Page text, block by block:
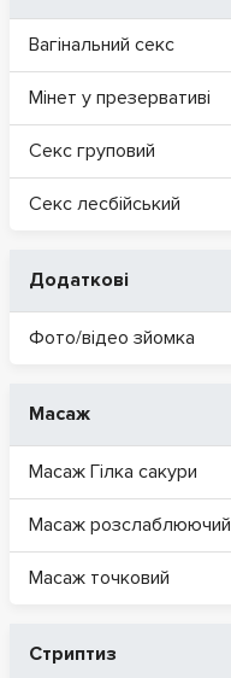
Вагінальний секс
Мінет у презервативі
Секс груповий
Секс лесбійський
Додаткові
Фото/відео зйомка
Масаж
Масаж Гілка сакури
Масаж розслаблюючий
Масаж точковий
Стриптиз